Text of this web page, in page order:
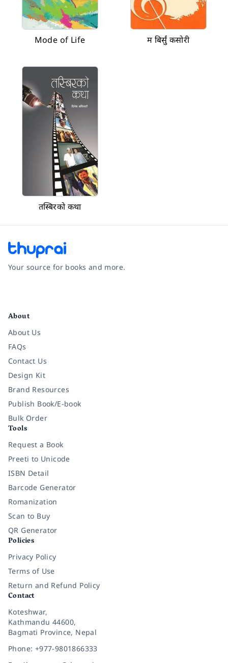
Mode of Life म बिर्सुं कसोरी
तस्बिरको कथा
Your source for books and more.
About
About Us
FAQs
Contact Us
Design Kit
Brand Resources
Publish Book/E-book
Bulk Order
Tools
Request a Book
Preeti to Unicode
ISBN Detail
Barcode Generator
Romanization
Scan to Buy
QR Generator
Policies
Privacy Policy
Terms of Use
Return and Refund Policy
Contact
Koteshwar,
Kathmandu 44600,
Bagmati Province, Nepal
Phone: +977-9801866333